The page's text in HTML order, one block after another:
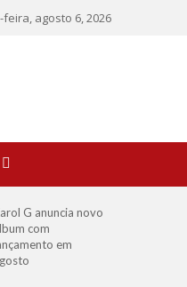
agosto 6, 2026
G anuncia novo
com
em